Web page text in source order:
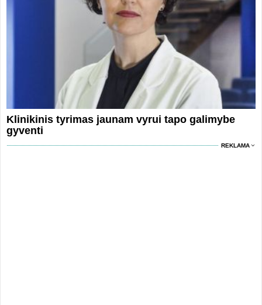
Klinikinis tyrimas jaunam vyrui tapo galimybe
gyventi
REKLAMA